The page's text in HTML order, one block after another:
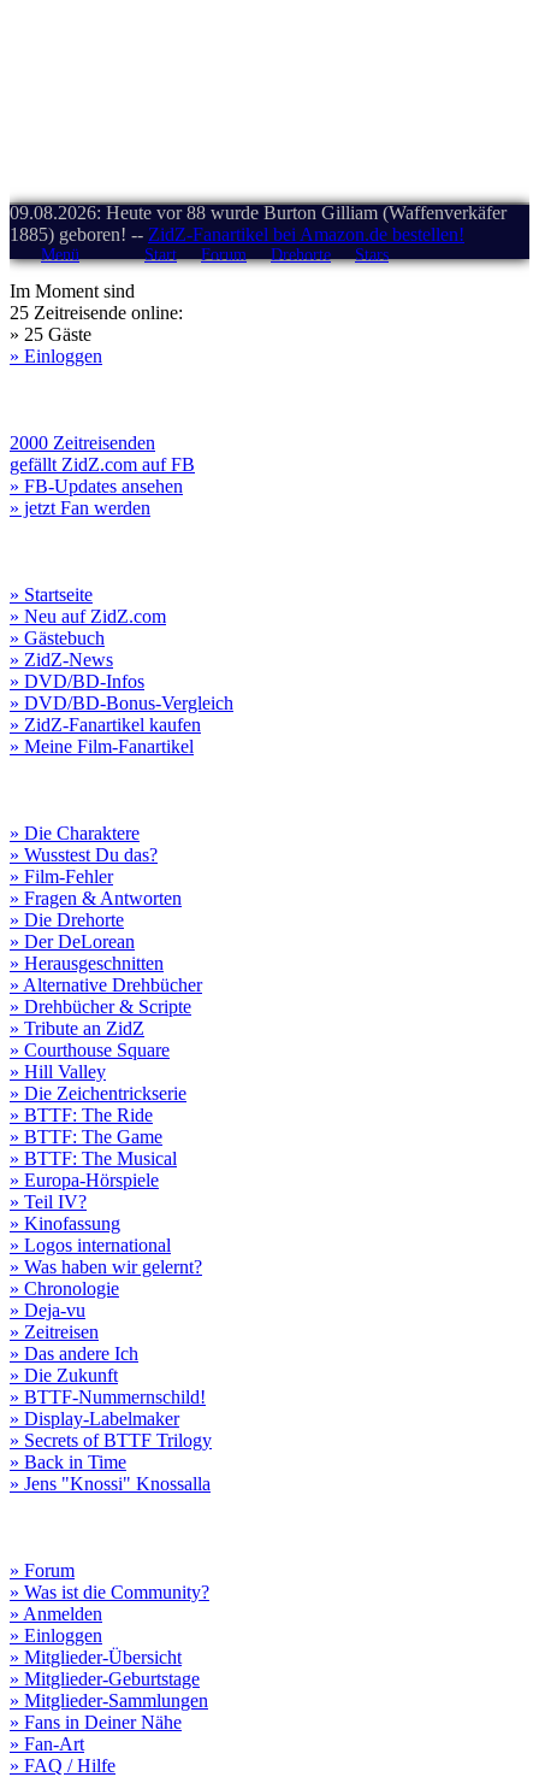
09.08.2026: Heute vor 88 wurde Burton Gilliam (Waffenverkäfer
1885) geboren! -- ZidZ-Fanartikel bei Amazon.de bestellen!
Menü Start Forum Drehorte Stars
Im Moment sind
25 Zeitreisende online:
» 25 Gäste
» Einloggen
2000 Zeitreisenden
gefällt ZidZ.com auf FB
» FB-Updates ansehen
» jetzt Fan werden
» Startseite
» Neu auf ZidZ.com
» Gästebuch
» ZidZ-News
» DVD/BD-Infos
» DVD/BD-Bonus-Vergleich
» ZidZ-Fanartikel kaufen
» Meine Film-Fanartikel
» Die Charaktere
» Wusstest Du das?
» Film-Fehler
» Fragen & Antworten
» Die Drehorte
» Der DeLorean
» Herausgeschnitten
» Alternative Drehbücher
» Drehbücher & Scripte
» Tribute an ZidZ
» Courthouse Square
» Hill Valley
» Die Zeichentrickserie
» BTTF: The Ride
» BTTF: The Game
» BTTF: The Musical
» Europa-Hörspiele
» Teil IV?
» Kinofassung
» Logos international
» Was haben wir gelernt?
» Chronologie
» Deja-vu
» Zeitreisen
» Das andere Ich
» Die Zukunft
» BTTF-Nummernschild!
» Display-Labelmaker
» Secrets of BTTF Trilogy
» Back in Time
» Jens "Knossi" Knossalla
» Forum
» Was ist die Community?
» Anmelden
» Einloggen
» Mitglieder-Übersicht
» Mitglieder-Geburtstage
» Mitglieder-Sammlungen
» Fans in Deiner Nähe
» Fan-Art
» FAQ / Hilfe